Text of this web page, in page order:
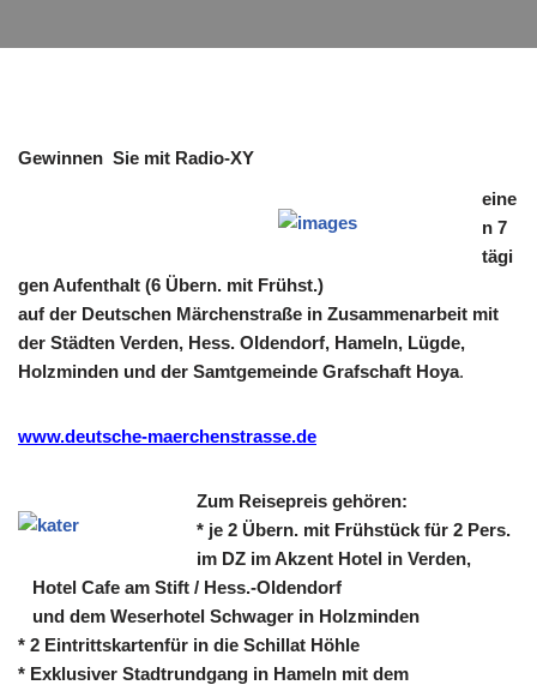
Gewinnen Sie mit Radio-XY
eine
n 7
tägi
gen Aufenthalt (6 Übern. mit Frühst.)
auf der Deutschen Märchenstraße in Zusammenarbeit mit
der Städten Verden, Hess. Oldendorf, Hameln, Lügde,
Holzminden und der Samtgemeinde Grafschaft Hoya.
www.deutsche-maerchenstrasse.de
Zum Reisepreis gehören:
* je 2 Übern. mit Frühstück für 2 Pers.
im DZ im Akzent Hotel in Verden,
Hotel Cafe am Stift / Hess.-Oldendorf
und dem Weserhotel Schwager in Holzminden
* 2 Eintrittskartenfür in die Schillat Höhle
* Exklusiver Stadtrundgang in Hameln mit dem